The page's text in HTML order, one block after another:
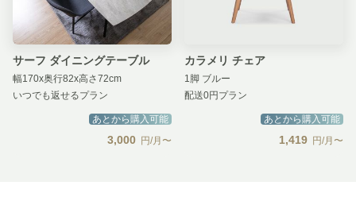
サーフ ダイニングテーブル
幅170x奥行82x高さ72cm
いつでも返せるプラン
あとから購入可能
3,000 円/月〜
カラメリ チェア
1脚 ブルー
配送0円プラン
あとから購入可能
1,419 円/月〜